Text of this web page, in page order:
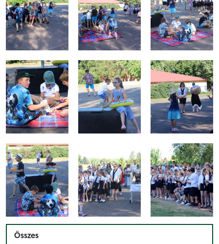
Összes